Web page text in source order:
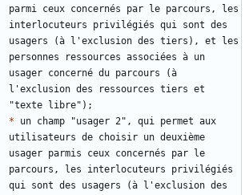
parmi ceux concernés par le parcours, les
interlocuteurs privilégiés qui sont des
usagers (à l'exclusion des tiers), et les
personnes ressources associées à un
usager concerné du parcours (à
l'exclusion des ressources tiers et
* un champ "usager 2", qui permet aux
utilisateurs de choisir un deuxième
usager parmis ceux concernés par le
parcours, les interlocuteurs privilégiés
qui sont des usagers (à l'exclusion des